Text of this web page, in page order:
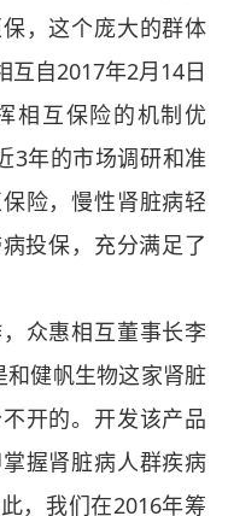
，这个庞大的群体
互自2017年2月14日
相互保险的机制优
3年的市场调研和准
险，慢性肾脏病轻
投保，充分满足了
众惠相互董事长李
和健帆生物这家肾脏
开的。开发该产品
握肾脏病人群疾病
，我们在2016年筹